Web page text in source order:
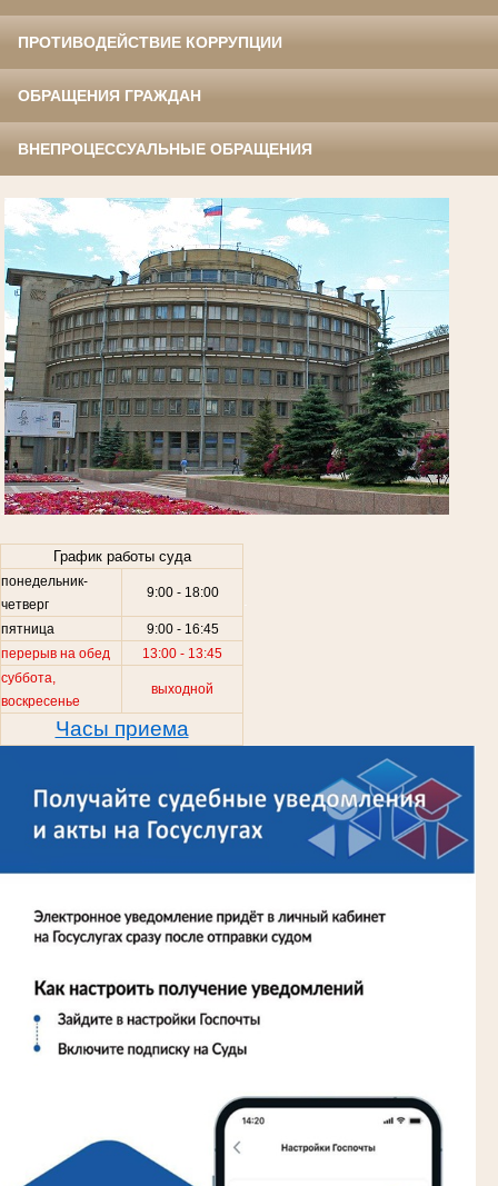
ПРОТИВОДЕЙСТВИЕ КОРРУПЦИИ
ОБРАЩЕНИЯ ГРАЖДАН
ВНЕПРОЦЕССУАЛЬНЫЕ ОБРАЩЕНИЯ
График работы суда
понедельник-
четверг
9:00 - 18:00
пятница
9:00 - 16:45
перерыв на обед
13:00 - 13:45
суббота,
воскресенье
выходной
Часы приема